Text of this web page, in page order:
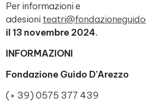
Per informazioni e
adesioni
il 13 novembre 2024.
INFORMAZIONI
Fondazione Guido D’Arezzo
(+ 39) 0575 377 439